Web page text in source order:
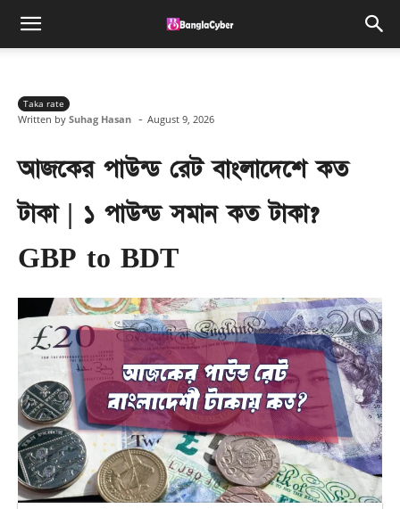
Taka rate
Written by Suhag Hasan - August 9, 2026
আজকের পাউন্ড রেট বাংলাদেশে কত
টাকা | ১ পাউন্ড সমান কত টাকা?
GBP to BDT